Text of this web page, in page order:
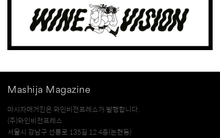
Mashija Magazine
마시자매거진은 와인비전프레스가 발행합니다.
(주)와인비전프레스
서울시 강남구 선릉로 135길 12 4층(논현동)